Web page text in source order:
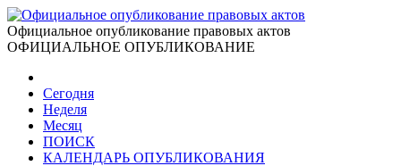
Официальное опубликование правовых актов
ОФИЦИАЛЬНОЕ ОПУБЛИКОВАНИЕ
Сегодня
Неделя
Месяц
ПОИСК
КАЛЕНДАРЬ ОПУБЛИКОВАНИЯ